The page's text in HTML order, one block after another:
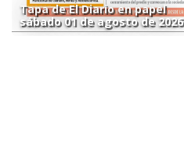
Tapa de El Diario en papel
sábado 01 de agosto de 2026